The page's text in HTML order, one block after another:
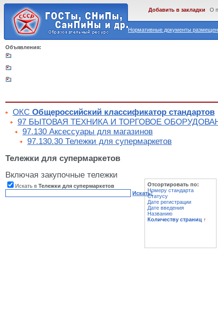
Нормативные документы
Добавить в закладки О
Объявления:
ОКС Общероссийский классификатор стандартов
97 БЫТОВАЯ ТЕХНИКА И ТОРГОВОЕ
97.130 Аксессуары для магазинов
97.130.30 Тележки для супермаркетов
Тележки для супермаркетов
Включая закупочные тележки
Искать в Тележки для супермаркетов
Искать!
Отсортировать по:
Номеру стандарта
Статусу
Дате регистрации
Дате введения
Названию
Количеству страниц ↑